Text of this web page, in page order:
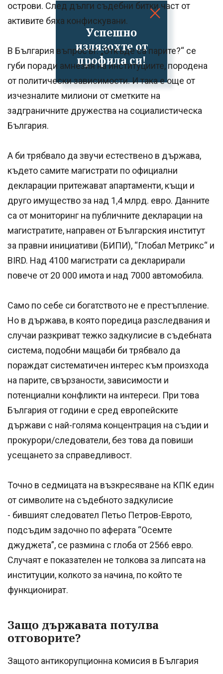
Успешно
излязохте от
профила си!
острови. След дълги съдебни битки част от
активите бяха конфискувани.
В България въпросът: „Откъде са парите?“ се
губи поради амнезия на институциите, породена
от политически зависимости. И така е още от
изчезналите милиони от сметките на
задграничните дружества на социалистическа
България.
А би трябвало да звучи естествено в държава,
където самите магистрати по официални
декларации притежават апартаменти, къщи и
друго имущество за над 1,4 млрд. евро. Данните
са от мониторинг на публичните декларации на
магистратите, направен от Българския институт
за правни инициативи (БИПИ), “Глобал Метрикс“ и
BIRD. Над 4100 магистрати са декларирали
повече от 20 000 имота и над 7000 автомобила.
Само по себе си богатството не е престъпление.
Но в държава, в която поредица разследвания и
случаи разкриват тежко задкулисие в съдебната
система, подобни мащаби би трябвало да
пораждат систематичен интерес към произхода
на парите, свързаности, зависимости и
потенциални конфликти на интереси. При това
България от години е сред европейските
държави с най-голяма концентрация на съдии и
прокурори/следователи, без това да повиши
усещането за справедливост.
Точно в седмицата на възкресяване на КПК един
от символите на съдебното задкулисие
- бившият следовател Петьо Петров-Еврото,
подсъдим задочно по аферата “Осемте
джуджета”, се размина с глоба от 2566 евро.
Случаят е показателен не толкова за липсата на
институции, колкото за начина, по който те
функционират.
Защо държавата потулва
отговорите?
Защото антикорупционна комисия в България